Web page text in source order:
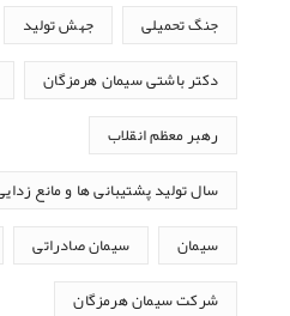
جنگ تحمیلی جهش تولید
دکتر باشتی سیمان هرمزگان
رهبر معظم انقلاب
سال تولید پشتیبانی ها و مانع
سیمان سیمان صادراتی
شرکت سیمان هرمزگان